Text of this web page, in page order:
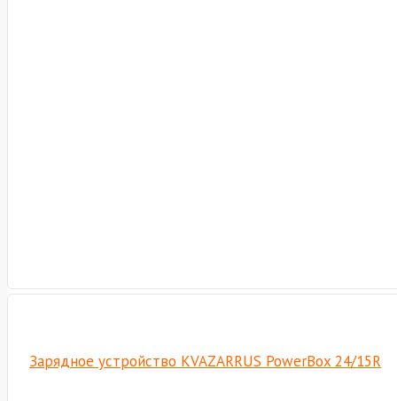
Зарядное устройство KVAZARRUS PowerBox 24/15R